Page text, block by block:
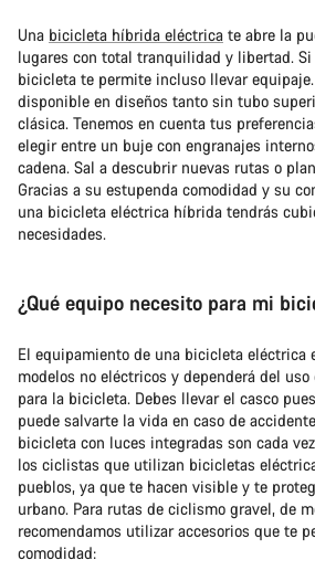
Una bicicleta híbrida eléctrica te abre la
lugares con total tranquilidad y libertad. Si
bicicleta te permite incluso llevar
disponible en diseños tanto sin tubo
clásica. Tenemos en cuenta tus
elegir entre un buje con engranajes
cadena. Sal a descubrir nuevas rutas o
Gracias a su estupenda comodidad y su
una bicicleta eléctrica híbrida tendrás
necesidades.
¿Qué equipo necesito para mi
El equipamiento de una bicicleta eléctrica
modelos no eléctricos y dependerá del
para la bicicleta. Debes llevar el casco
puede salvarte la vida en caso de
bicicleta con luces integradas son cada
los ciclistas que utilizan bicicletas
pueblos, ya que te hacen visible y te
urbano. Para rutas de ciclismo gravel, de
recomendamos utilizar accesorios que te
comodidad: